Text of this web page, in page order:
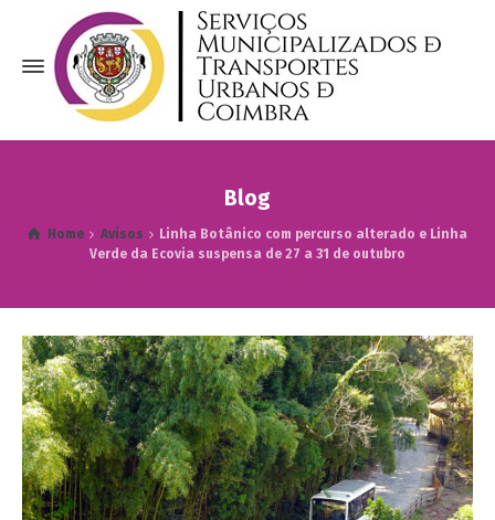
Blog
Home Avisos
Linha Botânico com percurso alterado e Linha
Verde da Ecovia suspensa de 27 a 31 de outubro